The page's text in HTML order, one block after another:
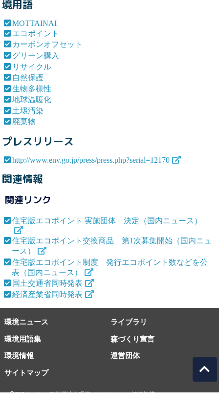
境用語
MOTTAINAI
エコポイント
カーボンオフセット
グリーン購入
リサイクル
自然保護
生物多様性
地球温暖化
土壌汚染
廃棄物
プレスリリース
http://www.env.go.jp/press/press.php?serial=12170
関連情報
関連リンク
住宅版エコポイント 実施団体 決定（国内ニュース）
住宅版エコポイント交換商品 第1次募集開始（国内ニュ
ース）
住宅版エコポイント制度 発行エコポイント数などを公
表（国内ニュース）
国土交通省同時発表
経済産業省同時発表
環境ニュース ライブラリ
環境用語集 森づくり宣言
環境情報
サイトマップ
運営団体
EICネット 一般財団法人環境イノベーション情報機構